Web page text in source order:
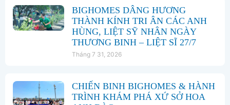
BIGHOMES DÂNG HƯƠNG
THÀNH KÍNH TRI ÂN CÁC ANH
HÙNG, LIỆT SỸ NHÂN NGÀY
THƯƠNG BINH – LIỆT SĨ 27/7
Tháng 7 31, 2026
CHIẾN BINH BIGHOMES & HÀNH
TRÌNH KHÁM PHÁ XỨ SỞ HOA